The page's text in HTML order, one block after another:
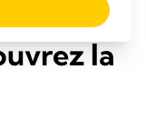
la